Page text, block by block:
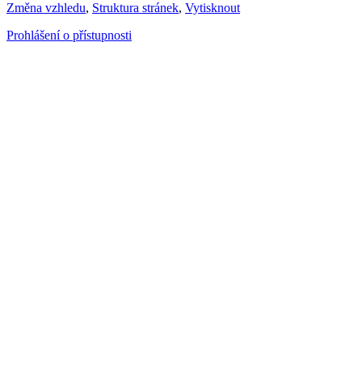
Změna vzhledu, Struktura stránek, Vytisknout
Prohlášení o přístupnosti